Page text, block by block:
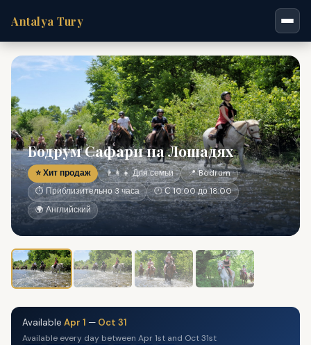
Antalya Tury
Бодрум Сафари на Лошадях
⭐ Хит продаж 👨‍👩‍👧 Для семьи
📍 Bodrum
⏱ Приблизительно 3 часа
🕐 С 10:00 до 18:00
🌍 Английский
Available Apr 1 — Oct 31
Available every day between Apr 1st and Oct 31st